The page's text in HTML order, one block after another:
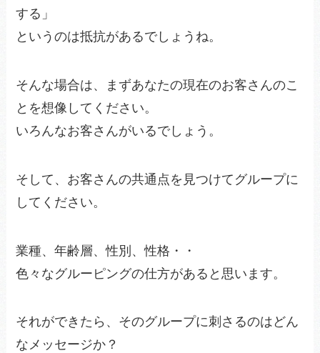
する」
というのは抵抗があるでしょうね。
そんな場合は、まずあなたの現在のお客さんのこ
とを想像してください。
いろんなお客さんがいるでしょう。
そして、お客さんの共通点を見つけてグループに
してください。
業種、年齢層、性別、性格・・
色々なグルーピングの仕方があると思います。
それができたら、そのグループに刺さるのはどん
なメッセージか？